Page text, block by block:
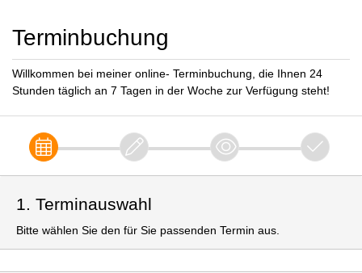
Terminbuchung
Willkommen bei meiner online- Terminbuchung, die Ihnen 24
Stunden täglich an 7 Tagen in der Woche zur Verfügung steht!
1. Terminauswahl
Bitte wählen Sie den für Sie passenden Termin aus.